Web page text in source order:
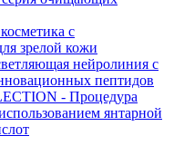
с
зрелой кожи
нейролиния с
пептидов
- Процедура
янтарной